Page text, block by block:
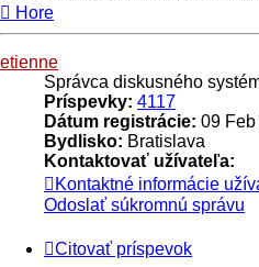
Hore
etienne
Správca diskusného
Príspevky: 4117
Dátum registrácie: 09 Feb
Bydlisko: Bratislava
Kontaktovať užívateľa:
Kontaktné informácie
Odoslať súkromnú správu
Citovať príspevok